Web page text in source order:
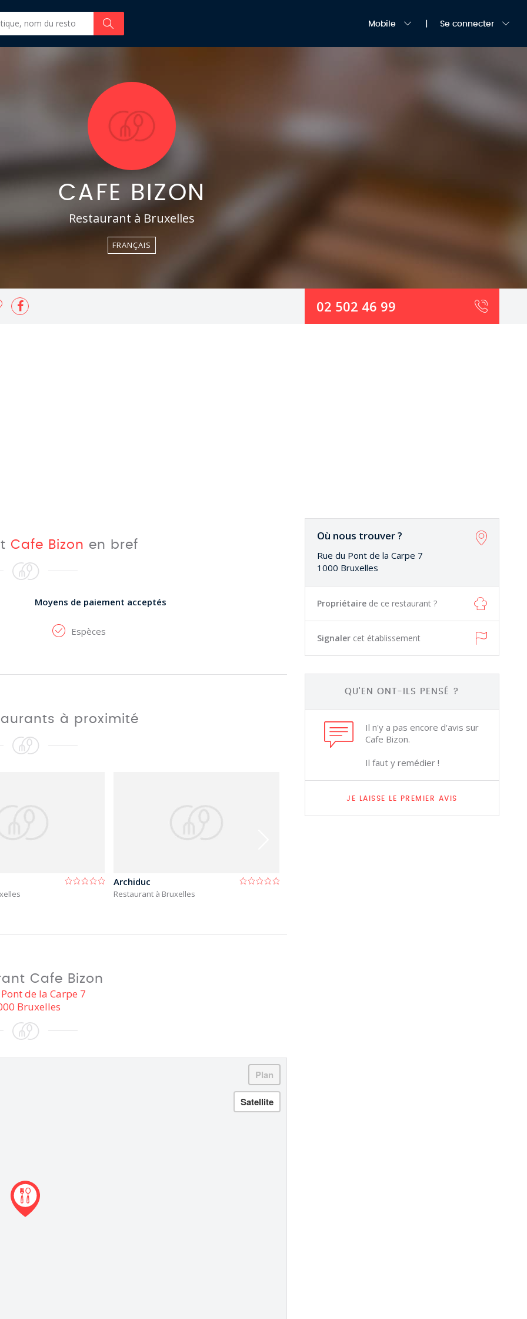
Mobile Se connecter
CAFE BIZON
Restaurant à Bruxelles
FRANÇAIS
02 502 46 99
Où nous trouver ?
Rue du Pont de la Carpe 7
1000 Bruxelles
Propriétaire de ce restaurant ?
Signaler cet établissement
QU'EN ONT-ILS PENSÉ ?
Il n'y a pas encore d'avis sur
Cafe Bizon.
Il faut y remédier !
JE LAISSE LE PREMIER AVIS
Cafe Bizon en bref
Moyens de paiement acceptés
Espèces
à proximité
Archiduc
Restaurant à Bruxelles
Cafe Bizon
de la Carpe 7
Bruxelles